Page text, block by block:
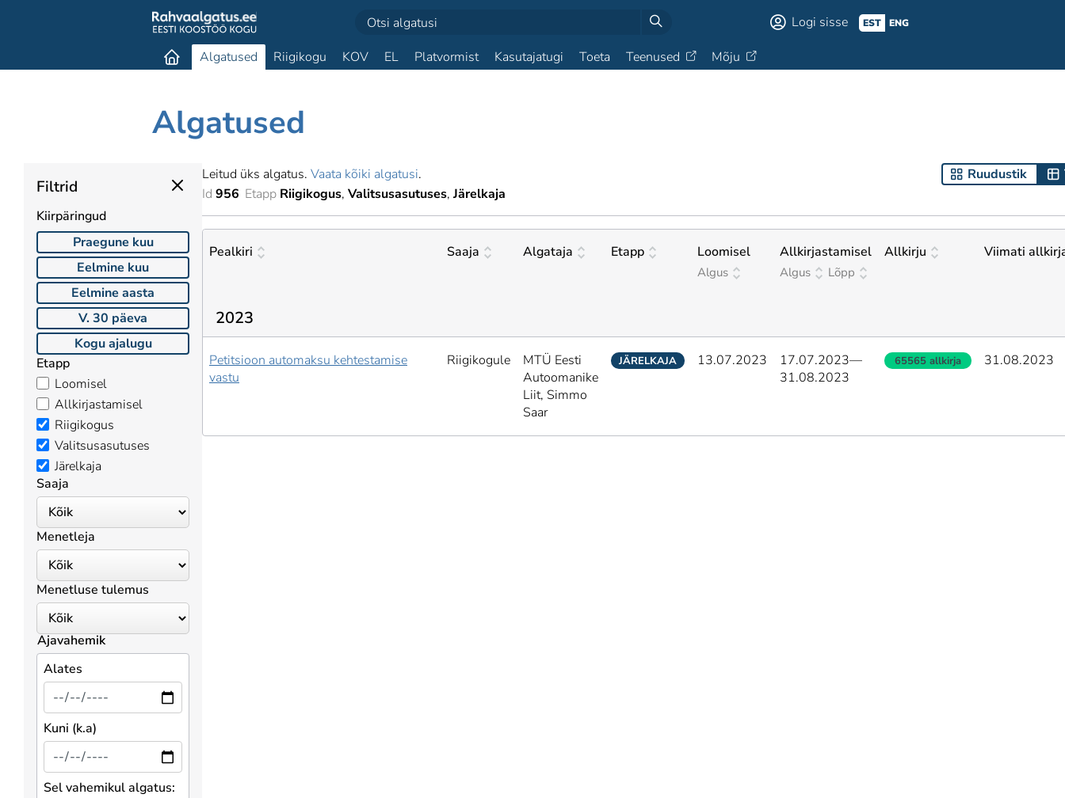
Logi sisse EST ENG
Algatused Riigikogu KOV EL Platvormist Kasutajatugi Toeta Teenused Mõju
Algatused
Filtrid
Kiirpäringud
Praegune kuu
Eelmine kuu
Eelmine aasta
V. 30 päeva
Kogu ajalugu
Etapp
Loomisel
Allkirjastamisel
Riigikogus
Valitsusasutuses
Järelkaja
Saaja
Menetleja
Menetluse tulemus
Ajavahemik
Alates
Kuni (k.a)
Sel vahemikul algatus:
Leitud üks algatus. Vaata kõiki algatusi. Ruudustik
Id 956 Etapp Riigikogus Valitsusasutuses Järelkaja
Pealkiri Saaja Algataja Etapp Loomisel
Algus
Allkirjastamisel
Algus Lõpp
Allkirju Viimati
2023
Petitsioon automaksu kehtestamise
vastu
Riigikogule
MTÜ Eesti
Autoomanike
Liit, Simmo
Saar
JÄRELKAJA 13.07.2023 17.07.2023—
31.08.2023
65565 allkirja 31.08.2023